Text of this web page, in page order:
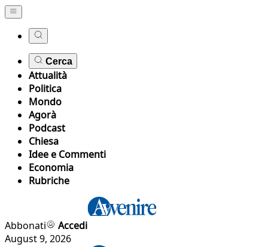
Cerca
Attualità
Politica
Mondo
Agorà
Podcast
Chiesa
Idee e Commenti
Economia
Rubriche
Abbonati
Accedi
August 9, 2026